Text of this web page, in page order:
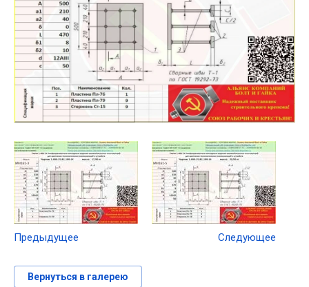
Предыдущее Следующее
Вернуться в галерею